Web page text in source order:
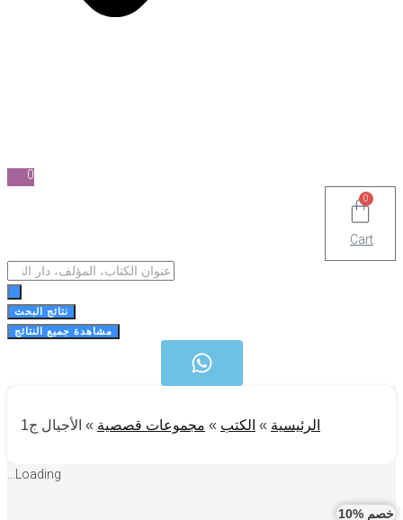
Cart
Search
نتائج البحث
مشاهدة جميع النتائج
الرئيسية»الكتب»مجموعات قصصية»الأجيال ج1
Loading...
%10